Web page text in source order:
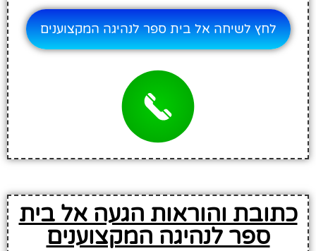
לחץ לשיחה אל בית ספר לנהיגה המקצוענים
כתובת והוראות הגעה אל בית
ספר לנהיגה המקצוענים